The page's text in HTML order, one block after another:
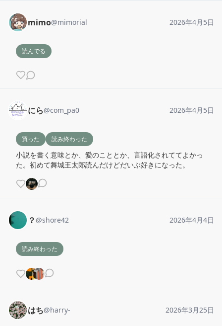
mimo@mimorial 2026年4月5日
読んでる
にら@com_pa0 2026年4月5日
買った 読み終わった
小説を書く意味とか、愛のこととか、言語化されててよかっ
た。初めて舞城王太郎読んだけどだいぶ好きになった。
？ @shore42 2026年4月4日
読み終わった
はち@harry- 2026年3月25日